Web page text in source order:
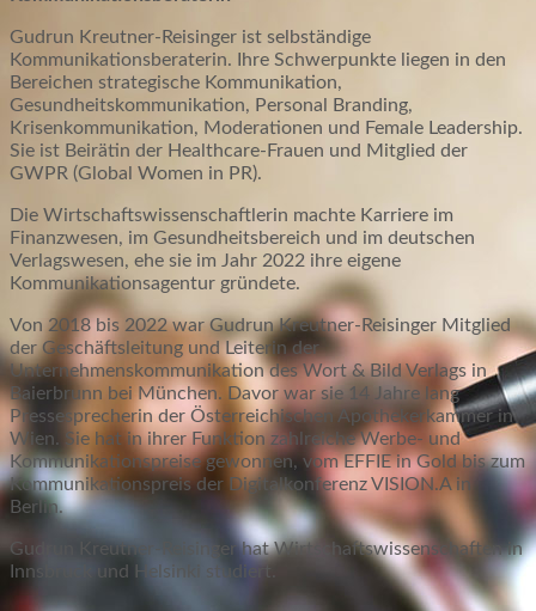
Gudrun Kreutner-Reisinger ist selbständige
Kommunikationsberaterin. Ihre Schwerpunkte liegen in den
Bereichen strategische Kommunikation,
Gesundheitskommunikation, Personal Branding,
Krisenkommunikation, Moderationen und Female Leadership.
Sie ist Beirätin der Healthcare-Frauen und Mitglied der
GWPR (Global Women in PR).
Die Wirtschaftswissenschaftlerin machte Karriere im
Finanzwesen, im Gesundheitsbereich und im deutschen
Verlagswesen, ehe sie im Jahr 2022 ihre eigene
Kommunikationsagentur gründete.
Von 2018 bis 2022 war Gudrun Kreutner-Reisinger Mitglied
der Geschäftsleitung und Leiterin der
Unternehmenskommunikation des Wort & Bild Verlags in
Baierbrunn bei München. Davor war sie 14 Jahre lang
Pressesprecherin der Österreichischen Apothekerkammer in
Wien. Sie hat in ihrer Funktion zahlreiche Werbe- und
Kommunikationspreise gewonnen, vom EFFIE in Gold bis zum
Kommunikationspreis der Digitalkonferenz VISION.A in
Berlin.
Gudrun Kreutner-Reisinger hat Wirtschaftswissenschaften in
Innsbruck und Helsinki studiert.